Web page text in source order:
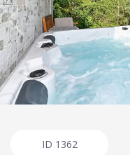
ID 1362